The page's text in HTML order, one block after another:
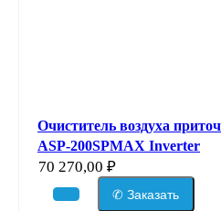
Очиститель воздуха
ASP-200SPMAX Inverter
70 270,00 ₽
✆ Заказать